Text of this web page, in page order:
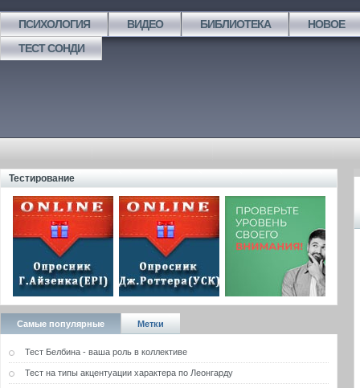
ПСИХОЛОГИЯ ВИДЕО БИБЛИОТЕКА
НОВОЕ
ТЕСТ СОНДИ
Тестирование
Самые популярные Метки
Тест Белбина - ваша роль в коллективе
Тест на типы акцентуации характера по Леонгарду